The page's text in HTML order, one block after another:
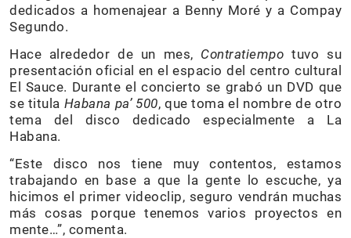
dedicados a homenajear a Benny Moré y a Compay
Segundo.
Hace alrededor de un mes, Contratiempotuvo su
presentación oficial en el espacio del centro cultural
El Sauce. Durante el concierto se grabó un DVD que
se titula Habana pa’ 500, que toma el nombre de otro
tema del disco dedicado especialmente a La
Habana.
“Este disco nos tiene muy contentos, estamos
trabajando en base a que la gente lo escuche, ya
hicimos el primer videoclip, seguro vendrán muchas
más cosas porque tenemos varios proyectos en
mente…”, comenta.